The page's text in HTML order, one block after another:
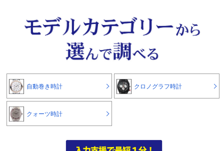
自動巻き時計 クロノグラフ時計
クォーツ時計